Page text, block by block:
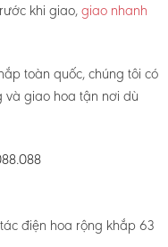
khi giao,giao nhanh
toàn quốc, chúng tôi có
và giao hoa tận nơi dù
điện hoa rộng khắp 63